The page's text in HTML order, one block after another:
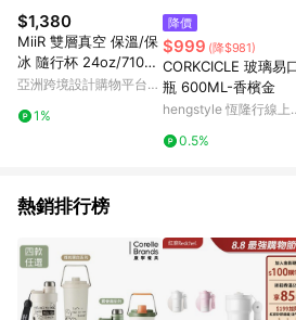
8. LINE購物為購物資訊整合性平台，商品資
如顯示之商品規格、顏色、價位、贈品與東
頁不符，以銷售網頁標示為準。 9. 若有贈
日期+180天以內至LINE購物客服洽詢；若
行申訴，恕無法贈點回饋。 10. 部分點數紅
用，或不適用於無回饋商品。各點數紅包之
請依點數紅包頁面規則為準。
$1,380
MiiR 雙層真空 保溫/保
冰 隨行杯 24oz/710ml
經典黑 (滑蓋開關)
亞洲跨境設計購物平台
1%
降價
$999 (降$981)
CORKCICLE 玻璃易
瓶 600ML-香檳金
hengstyle 恆隆行線上
0.5%
熱銷排行榜